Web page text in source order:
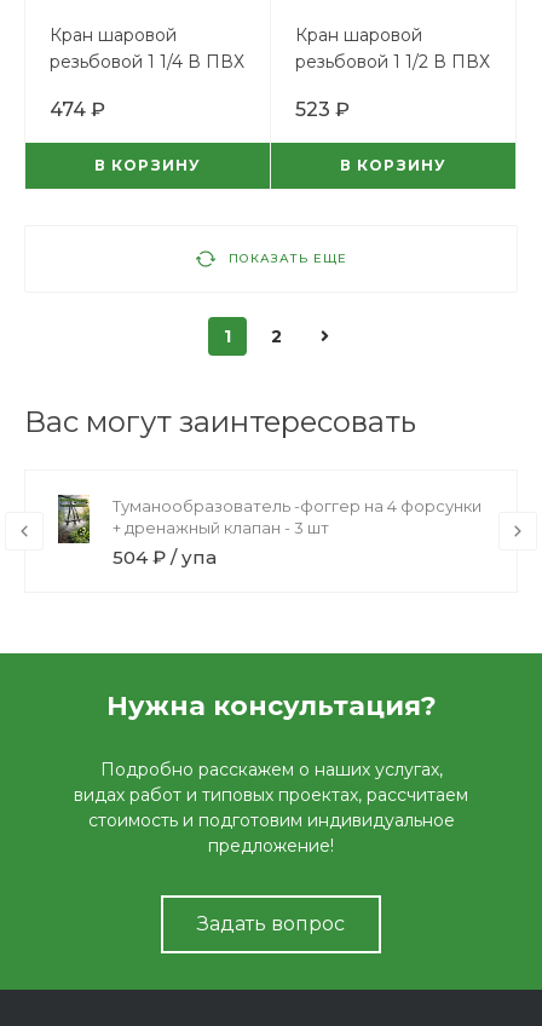
Кран шаровой
резьбовой 1 1/4 В ПВХ
474 ₽
В КОРЗИНУ
Кран шаровой
резьбовой 1 1/2 В ПВХ
523 ₽
В КОРЗИНУ
ПОКАЗАТЬ ЕЩЕ
1 2
Вас могут заинтересовать
Туманообразователь -фоггер на 4 форсунки
+ дренажный клапан - 3 шт
504 ₽ / упа
Нужна консультация?
Подробно расскажем о наших услугах,
видах работ и типовых проектах, рассчитаем
стоимость и подготовим индивидуальное
предложение!
Задать вопрос